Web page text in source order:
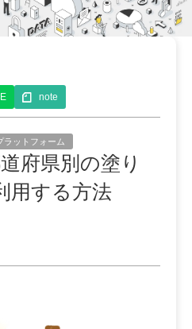
note
ラットフォーム
府県別の塗り
用する方法